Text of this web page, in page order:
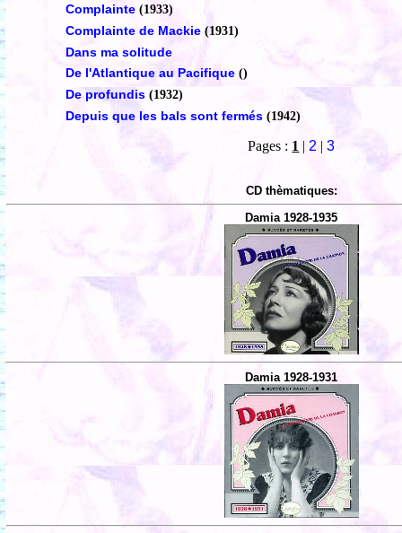
Complainte (1933)
Complainte de Mackie (1931)
Dans ma solitude
De l'Atlantique au Pacifique ()
De profundis (1932)
Depuis que les bals sont fermés (1942)
Pages : 1 | 2 |3
CD thèmatiques:
Damia 1928-1935
Damia 1928-1931